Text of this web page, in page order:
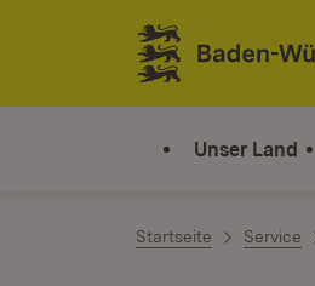
Zum Inhalt springen
Link zur Startseite
Unser Land
Startseite Service